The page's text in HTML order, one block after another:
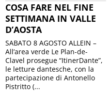
COSA FARE NEL FINE
SETTIMANA IN VALLE
D’AOSTA
SABATO 8 AGOSTO ALLEIN –
All’area verde Le Plan-de-
Clavel prosegue “ItinerDante”,
le letture dantesche, con la
partecipazione di Antonello
Pistritto (...